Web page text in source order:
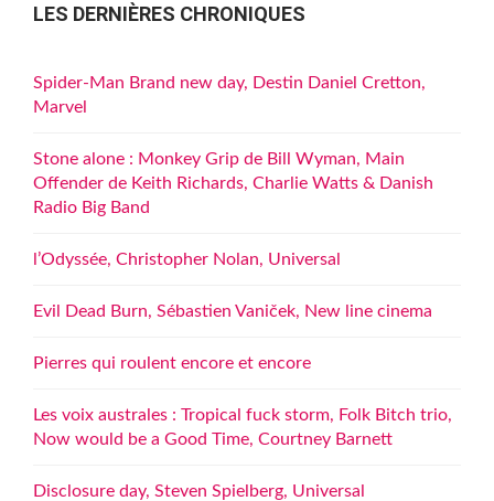
LES DERNIÈRES CHRONIQUES
Spider-Man Brand new day, Destin Daniel Cretton,
Marvel
Stone alone : Monkey Grip de Bill Wyman, Main
Offender de Keith Richards, Charlie Watts & Danish
Radio Big Band
l’Odyssée, Christopher Nolan, Universal
Evil Dead Burn, Sébastien Vaniček, New line cinema
Pierres qui roulent encore et encore
Les voix australes : Tropical fuck storm, Folk Bitch trio,
Now would be a Good Time, Courtney Barnett
Disclosure day, Steven Spielberg, Universal